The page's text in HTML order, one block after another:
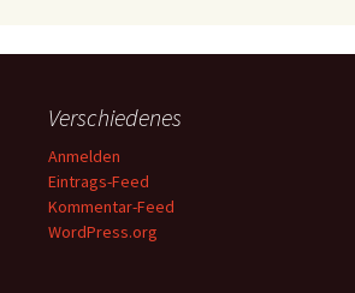
Verschiedenes
Anmelden
Eintrags-Feed
Kommentar-Feed
WordPress.org